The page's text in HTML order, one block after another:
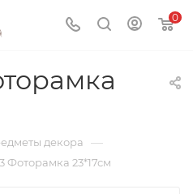
0
декора —
Фоторамка 23*17см